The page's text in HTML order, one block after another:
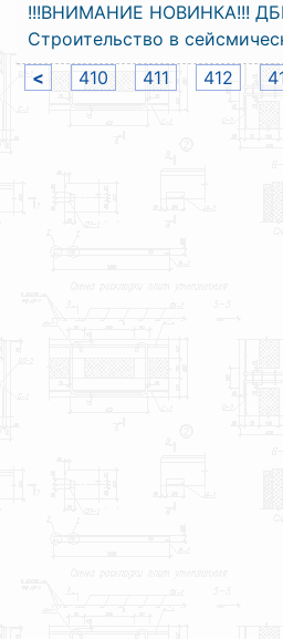
!!!ВНИМАНИЕ НОВИНКА!!! ДБН
Строительство в
<
410 411 412